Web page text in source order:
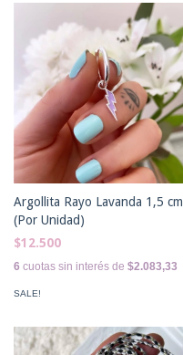
Argollita Rayo Lavanda 1,5 cm
(Por Unidad)
$12.500
6 cuotas sin interés de $2.083,33
SALE!